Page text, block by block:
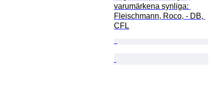
varumärkena synliga:
Fleischmann, Roco, - DB,
CFL